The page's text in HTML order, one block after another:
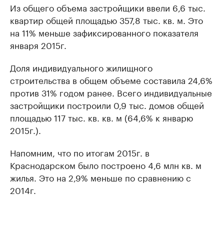
Из общего объема застройщики ввели 6,6 тыс.
квартир общей площадью 357,8 тыс. кв. м. Это
на 11% меньше зафиксированного показателя
января 2015г.
Доля индивидуального жилищного
строительства в общем объеме составила 24,6%
против 31% годом ранее. Всего индивидуальные
застройщики построили 0,9 тыс. домов общей
площадью 117 тыс. кв. кв. м (64,6% к январю
2015г.).
Напомним, что по итогам 2015г. в
Краснодарском было построено 4,6 млн кв. м
жилья. Это на 2,9% меньше по сравнению с
2014г.